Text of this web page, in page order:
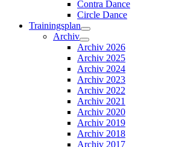
Contra Dance
Circle Dance
Trainingsplan
Archiv
Archiv 2026
Archiv 2025
Archiv 2024
Archiv 2023
Archiv 2022
Archiv 2021
Archiv 2020
Archiv 2019
Archiv 2018
Archiv 2017